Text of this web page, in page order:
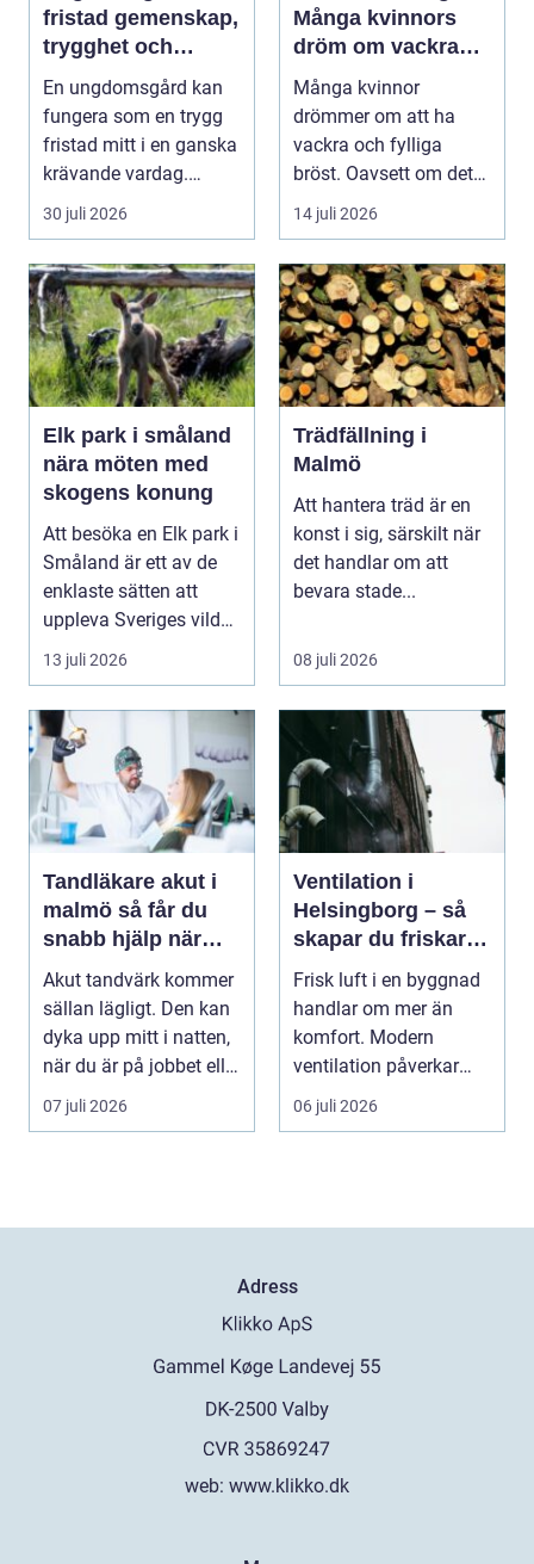
fristad gemenskap,
trygghet och
växande
En ungdomsgård kan
fungera som en trygg
fristad mitt i en ganska
krävande vardag.
Skola, sociala med...
30 juli 2026
Många kvinnors
dröm om vackra
bröst
Många kvinnor
drömmer om att ha
vackra och fylliga
bröst. Oavsett om det
är f&o...
14 juli 2026
Elk park i småland
nära möten med
skogens konung
Att besöka en Elk park i
Småland är ett av de
enklaste sätten att
uppleva Sveriges vilda
hjärta på n...
13 juli 2026
Trädfällning i
Malmö
Att hantera träd är en
konst i sig, särskilt när
det handlar om att
bevara stade...
08 juli 2026
Tandläkare akut i
malmö så får du
snabb hjälp när
tanden krisar
Akut tandvärk kommer
sällan lägligt. Den kan
dyka upp mitt i natten,
när du är på jobbet eller
preci...
07 juli 2026
Ventilation i
Helsingborg – så
skapar du friskare
byggnader och
lägre
energikostnader
Frisk luft i en byggnad
handlar om mer än
komfort. Modern
ventilation påverkar
hälsa...
06 juli 2026
Adress
web: www.klikko.dk